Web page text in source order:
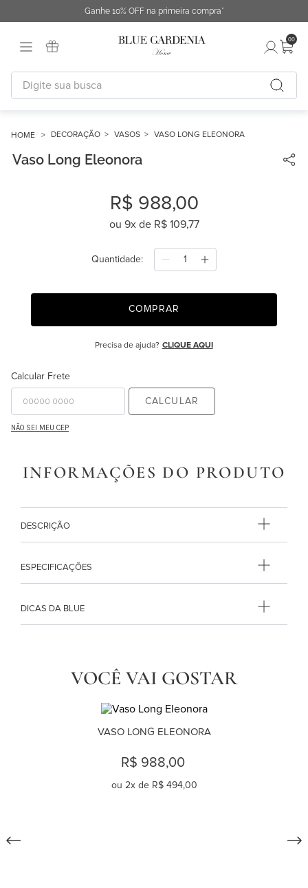
Ganhe 10% OFF na primeira compra*
00
Digite sua busca
DECORAÇÃO VASOS VASO LONG ELEONORA
Vaso Long Eleonora
R$ 988,00
ou 9x de R$ 109,77
Quantidade
COMPRAR
Precisa de ajuda? CLIQUE AQUI
Calcular Frete
CALCULAR
NÃO SEI MEU CEP
INFORMAÇÕES DO PRODUTO
DESCRIÇÃO
ESPECIFICAÇÕES
DICAS DA BLUE
VOCÊ VAI GOSTAR
VASO LONG ELEONORA
R$ 988,00
ou 2x de R$ 494,00
1º
fronha
4º
capa duvet
5º
chinelo
difusor
8º
cobertor
9º
edredon
10º majorelle